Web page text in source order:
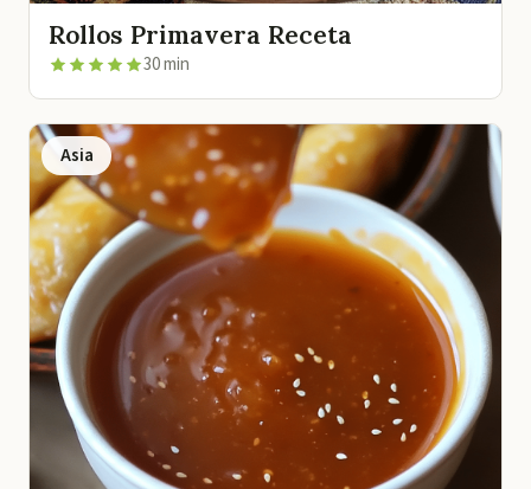
Rollos Primavera Receta
30 min
Asia